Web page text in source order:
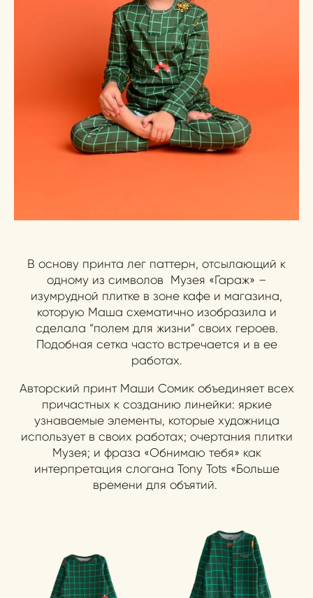
В основу принта лег паттерн, отсылающий к
одному из символов Музея «Гараж» –
изумрудной плитке в зоне кафе и магазина,
которую Маша схематично изобразила и
сделала “полем для жизни” своих героев.
Подобная сетка часто встречается и в ее
работах.
Авторский принт Маши Сомик объединяет всех
причастных к созданию линейки: яркие
узнаваемые элементы, которые художница
использует в своих работах; очертания плитки
Музея; и фраза «Обнимаю тебя» как
интерпретация слогана Tony Tots «Больше
времени для объятий.